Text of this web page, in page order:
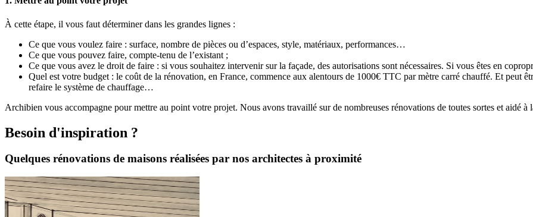
À cette étape, il vous faut déterminer dans les grandes lignes :
Ce que vous voulez faire : surface, nombre de pièces ou d’espaces, style, matériaux, performances…
Ce que vous pouvez faire, compte-tenu de l’existant ;
Ce que vous avez le droit de faire : si vous souhaitez intervenir sur la façade, des autorisations sont nécessaires. Si vous êtes en
Quel est votre budget : le coût de la rénovation, en France, commence aux alentours de 1000€ TTC par mètre carré chauffé. Et peut
refaire le système de chauffage…
Archibien vous accompagne pour mettre au point votre projet. Nous avons travaillé sur de nombreuses rénovations de toutes sortes et aidé à
Besoin d'inspiration ?
Quelques rénovations de maisons réalisées par nos architectes à proximité